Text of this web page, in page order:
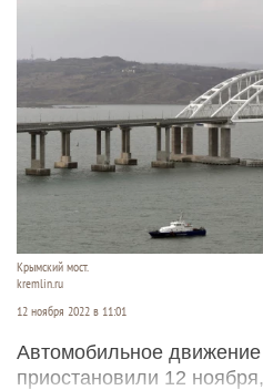
Крымский мост.
kremlin.ru
12 ноября 2022 в 11:01
Автомобильное
приостановили 12